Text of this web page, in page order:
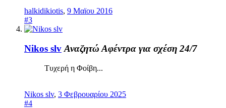
halkidikiotis, 9 Μαϊου 2016
#3
Nikos slv Αναζητώ Αφέντρα για σχέση 24/7
Τυχερή η Φοίβη...
Nikos slv, 3 Φεβρουαρίου 2025
#4